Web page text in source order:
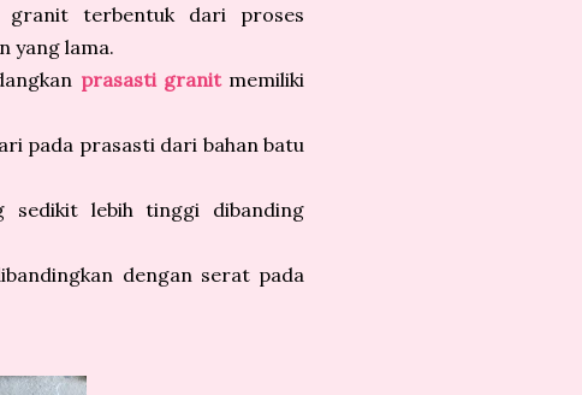
granit terbentuk dari proses
yang lama.
prasasti granitmemiliki
pada prasasti dari bahan batu
lebih tinggi dibanding
dengan serat pada